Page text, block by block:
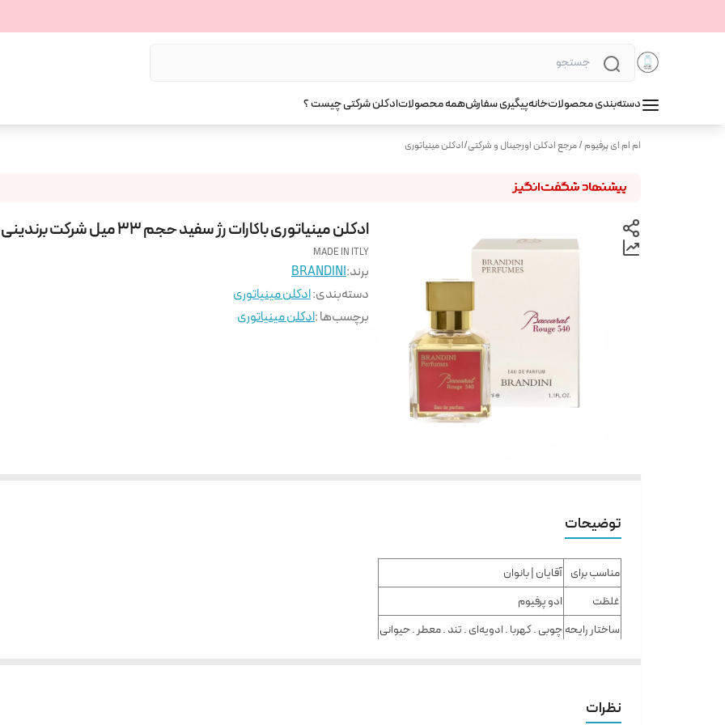
دسته‌بندی محصولاتخانهپیگیری سفارشهمه محصولاتادکلن شرکتی چیست ؟
ام ام ای پرفیوم / مرجع ادکلن اورجینال و شرکتی/ادکلن مینیاتوری
ادکلن مینیاتوری باکارات رژ سفید حجم 33 میل شرکت برندینی
MADE IN ITLY
برند:BRANDINI
دسته‌بندی:ادکلن مینیاتوری
برچسب‌ها :ادکلن مینیاتوری
توضیحات
مناسب برای آقایان | بانوان
غلظت
ادو پرفیوم
ساختار رایحهچوبی . کهربا . ادویه‌ای . تند . معطر . حیوانی
نت آغازین
نظرات